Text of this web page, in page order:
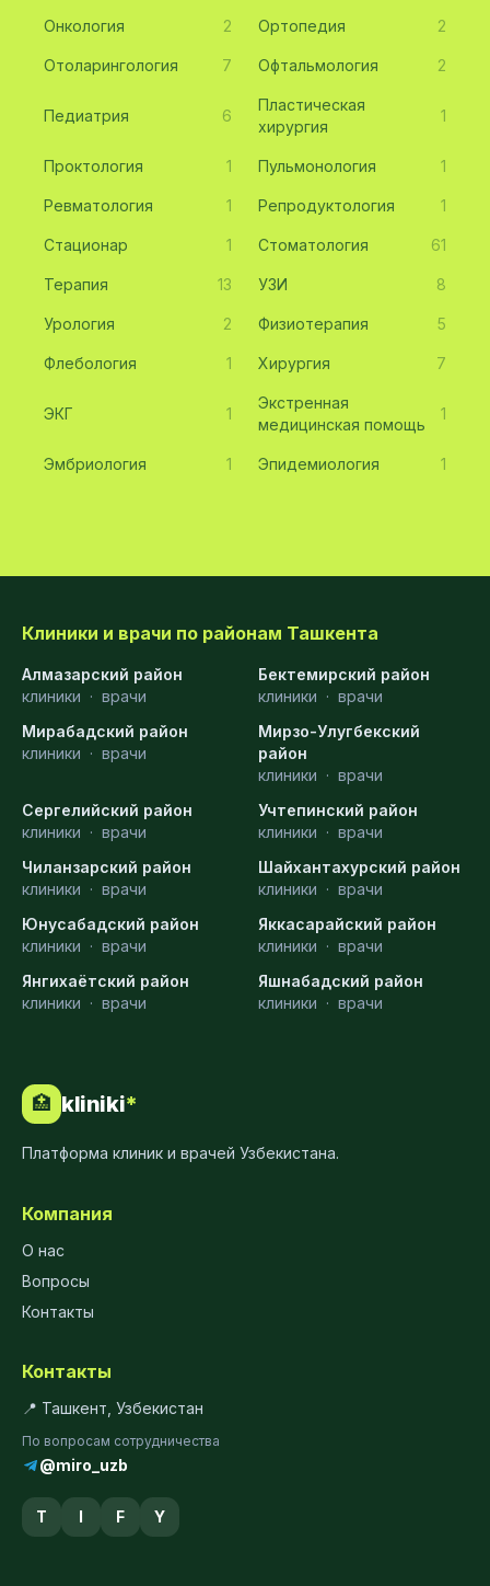
Онкология 2 Ортопедия 2
Отоларингология 7 Офтальмология 2
Педиатрия 6
Пластическая
хирургия
1
Проктология 1 Пульмонология 1
Ревматология 1 Репродуктология 1
Стационар 1 Стоматология 61
Терапия 13 УЗИ 8
Урология 2 Физиотерапия 5
Флебология 1 Хирургия 7
ЭКГ 1
Экстренная
медицинская помощь
1
Эмбриология 1 Эпидемиология 1
Клиники и врачи по районам Ташкента
Алмазарский район
клиники · врачи
Бектемирский район
клиники · врачи
Мирабадский район
клиники · врачи
Мирзо-Улугбекский
район
клиники · врачи
Сергелийский район
клиники · врачи
Учтепинский район
клиники · врачи
Чиланзарский район
клиники · врачи
Шайхантахурский район
клиники · врачи
Юнусабадский район
клиники · врачи
Яккасарайский район
клиники · врачи
Янгихаётский район
клиники · врачи
Яшнабадский район
клиники · врачи
🏥 kliniki*
Платформа клиник и врачей Узбекистана.
Компания
О нас
Вопросы
Контакты
Контакты
📍 Ташкент, Узбекистан
По вопросам сотрудничества
@miro_uzb
T I F Y